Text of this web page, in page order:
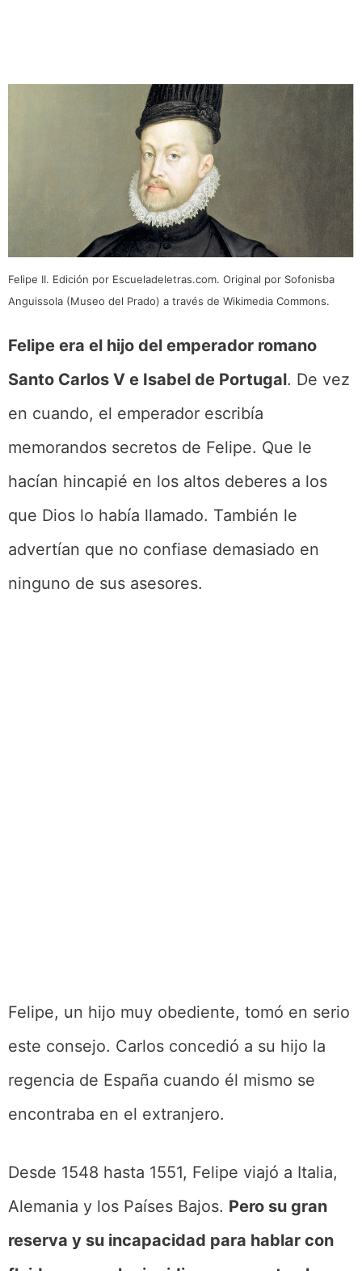
Felipe II. Edición por Escueladeletras.com. Original por Sofonisba
Anguissola (Museo del Prado) a través de Wikimedia Commons.
Felipe era el hijo del emperador romano
Santo Carlos V e Isabel de Portugal. De vez
en cuando, el emperador escribía
memorandos secretos de Felipe. Que le
hacían hincapié en los altos deberes a los
que Dios lo había llamado. También le
advertían que no confiase demasiado en
ninguno de sus asesores.
Felipe, un hijo muy obediente, tomó en serio
este consejo. Carlos concedió a su hijo la
regencia de España cuando él mismo se
encontraba en el extranjero.
Desde 1548 hasta 1551, Felipe viajó a Italia,
Alemania y los Países Bajos. Pero su gran
reserva y su incapacidad para hablar con